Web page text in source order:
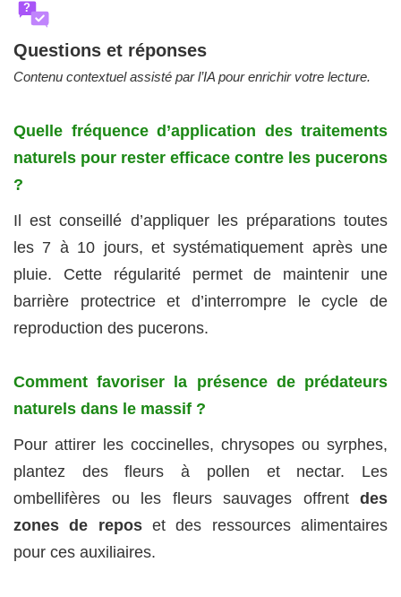
?
Questions et réponses
Contenu contextuel assisté par l’IA pour enrichir votre lecture.
Quelle fréquence d’application des traitements
naturels pour rester efficace contre les pucerons
?
Il est conseillé d’appliquer les préparations toutes
les 7 à 10 jours, et systématiquement après une
pluie. Cette régularité permet de maintenir une
barrière protectrice et d’interrompre le cycle de
reproduction des pucerons.
Comment favoriser la présence de prédateurs
naturels dans le massif ?
Pour attirer les coccinelles, chrysopes ou syrphes,
plantez des fleurs à pollen et nectar. Les
ombellifères ou les fleurs sauvages offrent des
zones de reposet des ressources alimentaires
pour ces auxiliaires.